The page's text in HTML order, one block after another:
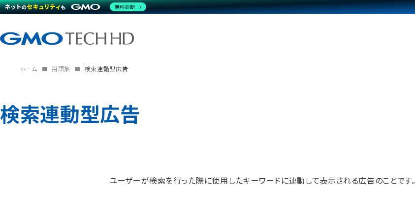
ホーム 用語集 検索連動型広告
検索連動型広告
ユーザーが検索を行った際に使用したキーワードに連動して表示される広告のことです。
無料診断